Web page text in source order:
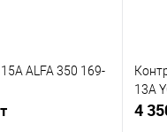
ALFA 350 169-
13A
4